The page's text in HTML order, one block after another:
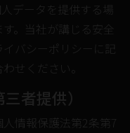
データを提供する場
。当社が講じる安全
バシーポリシーに記
せください。
者提供）
情報保護法第2条第7